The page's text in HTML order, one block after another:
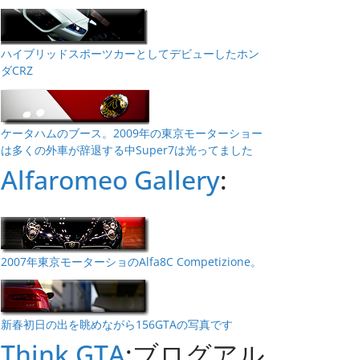
ハイブリッドスポーツカーとしてデビューしたホン
ダCRZ
ケータハムのブース。2009年の東京モーターショー
は多くの外車が辞退する中Super7は光ってました
Alfaromeo Gallery:
2007年東京モーターショのAlfa8C Competizione。
新春初日の出を眺めながら156GTAの写真です